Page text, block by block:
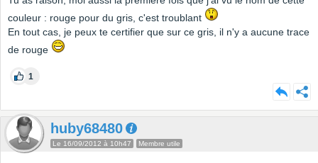
couleur : rouge pour du gris, c'est troublant
En tout cas, je peux te certifier que sur ce gris, il n'y a aucune trace
de rouge
1
huby68480
Le 16/09/2012 à 10h47 Membre utile